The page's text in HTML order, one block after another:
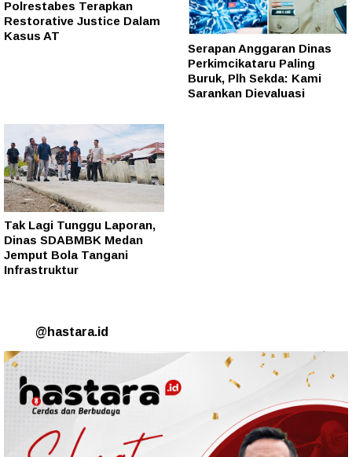
Polrestabes Terapkan
Restorative Justice Dalam
Kasus AT
Serapan Anggaran Dinas
Perkimcikataru Paling
Buruk, Plh Sekda: Kami
Sarankan Dievaluasi
Tak Lagi Tunggu Laporan,
Dinas SDABMBK Medan
Jemput Bola Tangani
Infrastruktur
@hastara.id